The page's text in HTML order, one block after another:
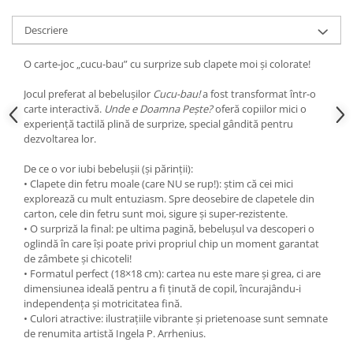
Descriere
O carte-joc „cucu-bau” cu surprize sub clapete moi și colorate!
Jocul preferat al bebelușilor Cucu-bau!a fost transformat într-o
carte interactivă. Unde e Doamna Pește?oferă copiilor mici o
experiență tactilă plină de surprize, special gândită pentru
dezvoltarea lor.
De ce o vor iubi bebelușii (și părinții):
• Clapete din fetru moale (care NU se rup!): știm că cei mici
explorează cu mult entuziasm. Spre deosebire de clapetele din
carton, cele din fetru sunt moi, sigure și super-rezistente.
• O surpriză la final: pe ultima pagină, bebelușul va descoperi o
oglindă în care își poate privi propriul chip un moment garantat
de zâmbete și chicoteli!
• Formatul perfect (18×18 cm): cartea nu este mare și grea, ci are
dimensiunea ideală pentru a fi ținută de copil, încurajându-i
independența și motricitatea fină.
• Culori atractive: ilustrațiile vibrante și prietenoase sunt semnate
de renumita artistă Ingela P. Arrhenius.